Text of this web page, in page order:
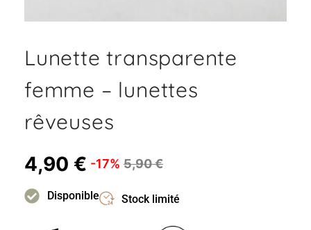
Lunette transparente
femme – lunettes
rêveuses
4,90 € -17% 5,90€
Disponible Stock limité